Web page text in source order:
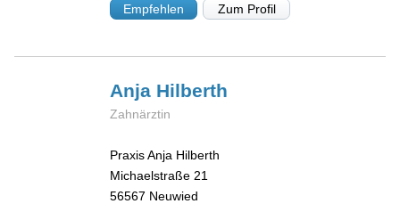
Empfehlen Zum Profil
Anja Hilberth
Zahnärztin
Praxis Anja Hilberth
Michaelstraße 21
56567 Neuwied